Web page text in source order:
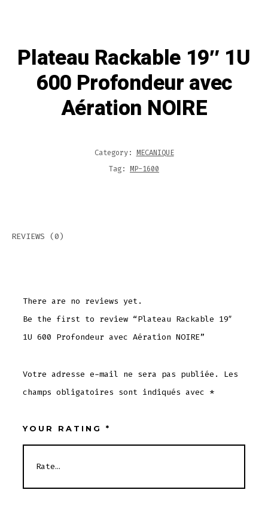
Plateau Rackable 19″ 1U
600 Profondeur avec
Aération NOIRE
Category: MECANIQUE
Tag: MP-1600
REVIEWS (0)
There are no reviews yet.
Be the first to review “Plateau Rackable 19″
1U 600 Profondeur avec Aération NOIRE”
Votre adresse e-mail ne sera pas publiée.
Les
champs obligatoires sont indiqués avec *
YOUR RATING *